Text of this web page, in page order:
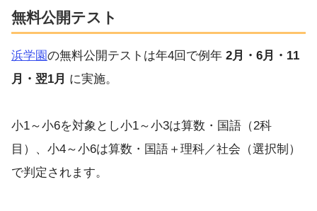
無料公開テスト
浜学園の無料公開テストは年4回で例年 2月・6月・11
月・翌1月 に実施。
小1～小6を対象とし小1～小3は算数・国語（2科
目）、小4～小6は算数・国語＋理科／社会（選択制）
で判定されます。